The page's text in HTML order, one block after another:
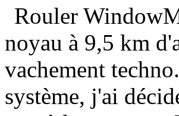
Rouler
noyau à 9,5 km
vachement
système, j'ai